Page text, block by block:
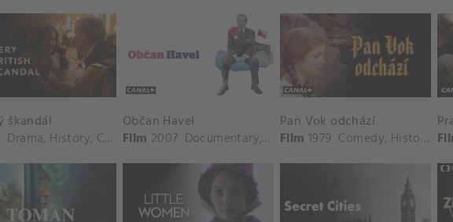
škandál
Drama, History, Crime
Občan Havel
Film 2007 Documentary, History ,Biography
Pan Vok odchází
Film 1979 Comedy, History